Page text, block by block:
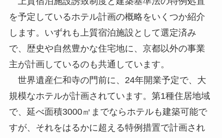
を予定しているホテル計画の概略をいくつか紹介
します。いずれも上質宿泊施設として選定済み
で、歴史や自然豊かな住宅地に、京都以外の事業
主が計画しているのも共通しています。
世界遺産仁和寺の門前に、24年開業予定で、大
規模なホテルが計画されています。第1種住居地域
で、延べ面積3000㎡までならホテルも建築可能で
すが、それをはるかに超える特例措置で計画され